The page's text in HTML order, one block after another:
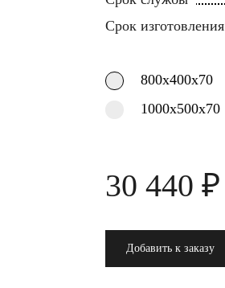
Срок изготовления
800х400х70
1000х500х70
30 440 ₽
Добавить к заказу